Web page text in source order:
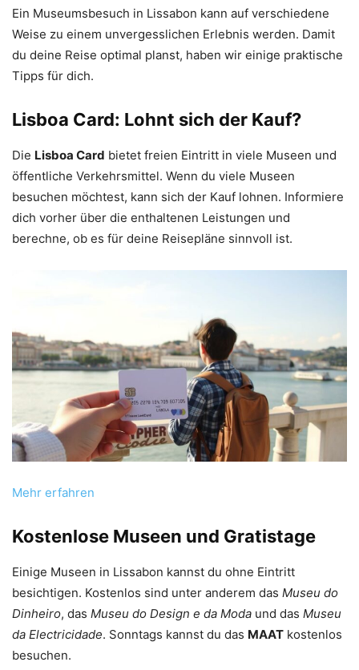
Ein Museumsbesuch in Lissabon kann auf verschiedene
Weise zu einem unvergesslichen Erlebnis werden. Damit
du deine Reise optimal planst, haben wir einige praktische
Tipps für dich.
Lisboa Card: Lohnt sich der Kauf?
Die Lisboa Card bietet freien Eintritt in viele Museen und
öffentliche Verkehrsmittel. Wenn du viele Museen
besuchen möchtest, kann sich der Kauf lohnen. Informiere
dich vorher über die enthaltenen Leistungen und
berechne, ob es für deine Reisepläne sinnvoll ist.
Mehr erfahren
Kostenlose Museen und Gratistage
Einige Museen in Lissabon kannst du ohne Eintritt
besichtigen. Kostenlos sind unter anderem das Museu do
Dinheiro, das Museu do Design e da Moda und das Museu
da Electricidade. Sonntags kannst du das MAAT kostenlos
besuchen.